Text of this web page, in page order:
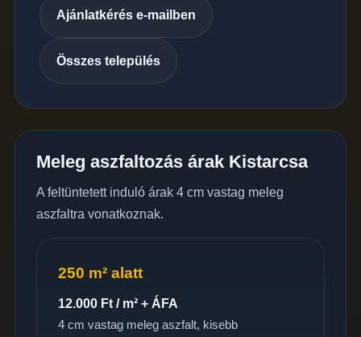
Ajánlatkérés e-mailben
Összes település
Meleg aszfaltozás árak Kistarcsa
A feltüntetett induló árak 4 cm vastag meleg
aszfaltra vonatkoznak.
250 m² alatt
12.000 Ft / m² + ÁFA
4 cm vastag meleg aszfalt, kisebb